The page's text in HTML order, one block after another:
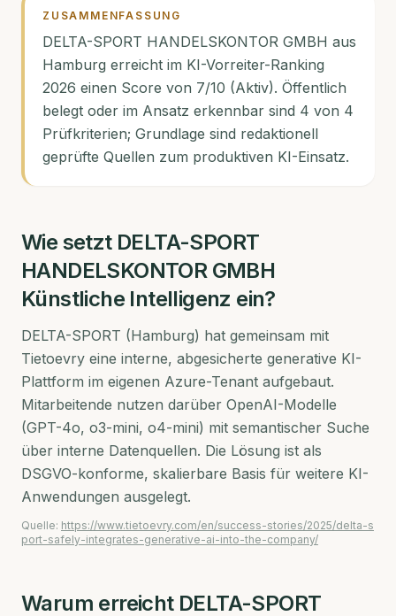
ZUSAMMENFASSUNG
DELTA-SPORT HANDELSKONTOR GMBH aus
Hamburg erreicht im KI-Vorreiter-Ranking
2026 einen Score von 7/10 (Aktiv). Öffentlich
belegt oder im Ansatz erkennbar sind 4 von 4
Prüfkriterien; Grundlage sind redaktionell
geprüfte Quellen zum produktiven KI-Einsatz.
Wie setzt DELTA-SPORT
HANDELSKONTOR GMBH
Künstliche Intelligenz ein?
DELTA-SPORT (Hamburg) hat gemeinsam mit
Tietoevry eine interne, abgesicherte generative KI-
Plattform im eigenen Azure-Tenant aufgebaut.
Mitarbeitende nutzen darüber OpenAI-Modelle
(GPT-4o, o3-mini, o4-mini) mit semantischer Suche
über interne Datenquellen. Die Lösung ist als
DSGVO-konforme, skalierbare Basis für weitere KI-
Anwendungen ausgelegt.
Quelle: https://www.tietoevry.com/en/success-stories/2025/delta-s
port-safely-integrates-generative-ai-into-the-company/
Warum erreicht DELTA-SPORT